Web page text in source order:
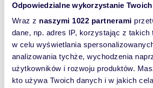
Odpowiedzialne wykorzystanie
Wraz z naszymi 1022 partnerami
dane, np. adres IP, korzystając z
w celu wyświetlania
analizowania tychże, wychodzenia
użytkowników i rozwoju produktów.
kto używa Twoich danych i w jakich
WYRÓŻNIONE